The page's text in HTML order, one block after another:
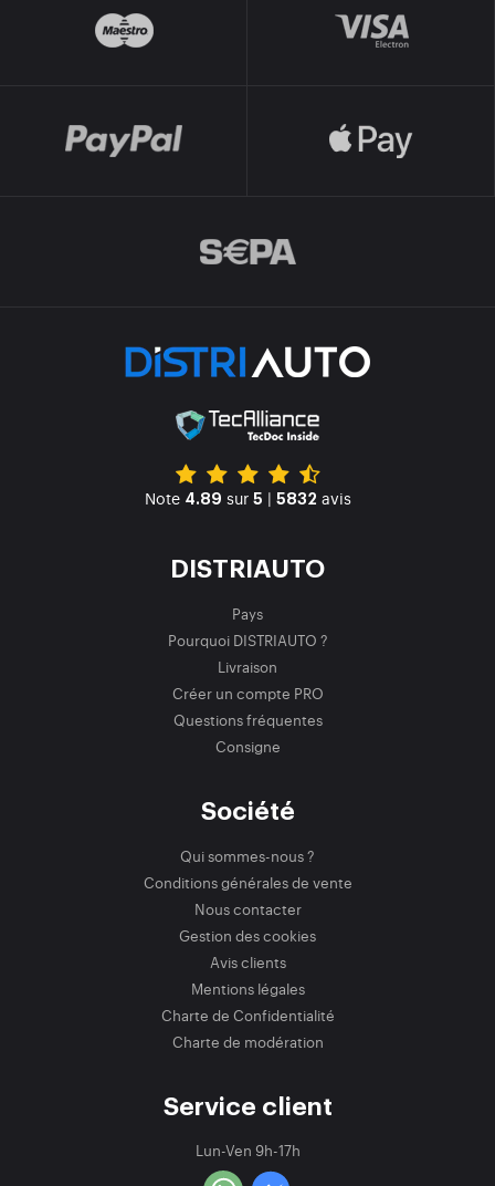
Note 4.89 sur 5 | 5832 avis
DISTRIAUTO
Pays
Pourquoi DISTRIAUTO ?
Livraison
Créer un compte PRO
Questions fréquentes
Consigne
Société
Qui sommes-nous ?
Conditions générales de vente
Nous contacter
Gestion des cookies
Avis clients
Mentions légales
Charte de Confidentialité
Charte de modération
Service client
Lun-Ven 9h-17h